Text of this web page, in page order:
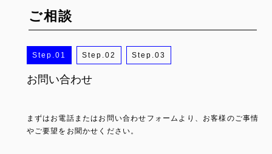
ご相談
1 2 3
お問い合わせ
まずはお電話またはお問い合わせフォームより、お客様のご事情
やご要望をお聞かせください。
ヒアリング・面談
叶えたい目標や財務について、お客様にとって不明・不安な部分
をヒアリングし共有。内容に合わせてプランを練っていきます。
コンサルティング
幅広く対応していますが、内容によっては当社の提携先の方が詳
しい知識を持っていることも。豊富なつながりがあるため、不安